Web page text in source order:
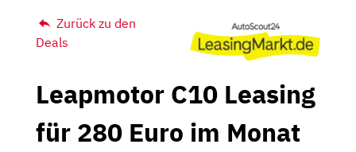
Zurück zu den
Deals
Leapmotor C10 Leasing
für 280 Euro im Monat